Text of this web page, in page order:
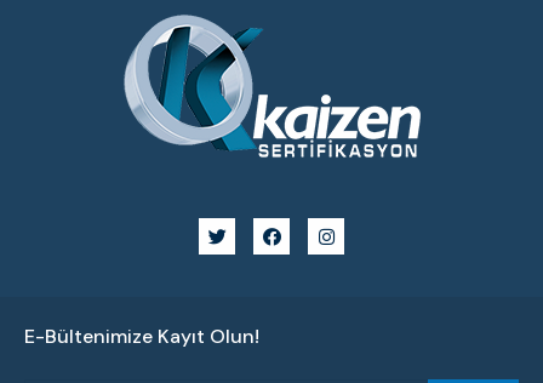
E-Bültenimize Kayıt Olun!